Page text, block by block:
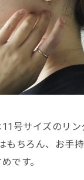
号サイズのリン
もちろん、お手
です。